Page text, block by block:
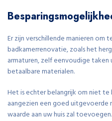
Er zijn verschillende manieren om
badkamerrenovatie, zoals het
armaturen, zelf eenvoudige
betaalbare materialen.
Het is echter belangrijk om niet
aangezien een goed uitgevoerde
waarde aan uw huis zal toevoegen.